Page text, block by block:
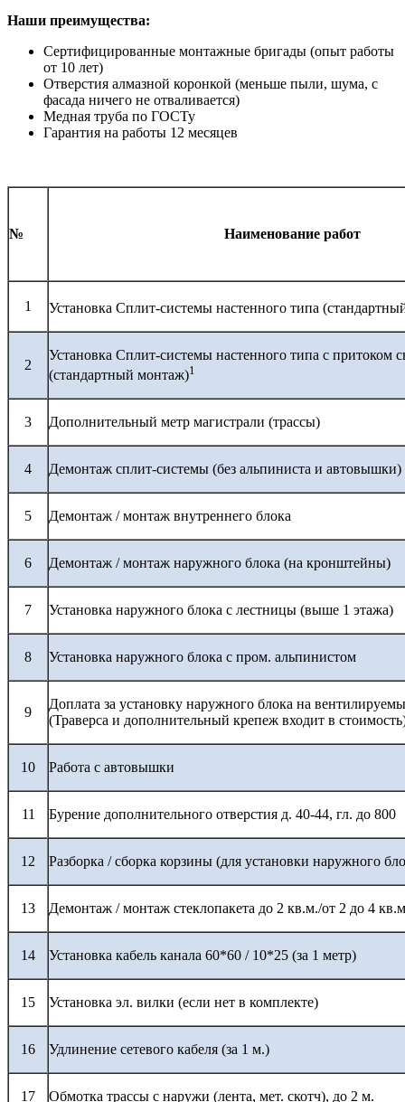
Наши преимущества:
Сертифицированные монтажные бригады (опыт работы
от 10 лет)
Отверстия алмазной коронкой (меньше пыли, шума, с
фасада ничего не отваливается)
Медная труба по ГОСТу
Гарантия на работы 12 месяцев
№ Наименование работ
1 Установка Сплит-системы настенного типа
2
Установка Сплит-системы настенного типа с притоком
(стандартный монтаж)1
3 Дополнительный метр магистрали (трассы)
4 Демонтаж сплит-системы (без альпиниста и автовышки)
5 Демонтаж / монтаж внутреннего блока
6 Демонтаж / монтаж наружного блока (на кронштейны)
7 Установка наружного блока с лестницы (выше 1 этажа)
8 Установка наружного блока с пром. альпинистом
9
Доплата за установку наружного блока на
(Траверса и дополнительный крепеж входит в
10 Работа с автовышки
11 Бурение дополнительного отверстия д. 40-44, гл. до 800
12 Разборка / сборка корзины (для установки наружного
13 Демонтаж / монтаж стеклопакета до 2 кв.м./от 2 до 4
14 Установка кабель канала 60*60 / 10*25 (за 1 метр)
15 Установка эл. вилки (если нет в комплекте)
16 Удлинение сетевого кабеля (за 1 м.)
17 Обмотка трассы с наружи (лента, мет. скотч), до 2 м.